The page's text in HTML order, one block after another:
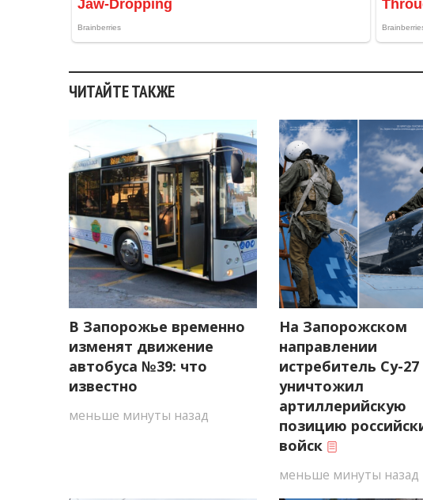
ЧИТАЙТЕ ТАКЖЕ
В Запорожье временно
изменят движение
автобуса №39: что
известно
меньше минуты назад
На Запорожском
направлении
истребитель Су-27
уничтожил
артиллерийскую
позицию
войск
меньше минуты назад